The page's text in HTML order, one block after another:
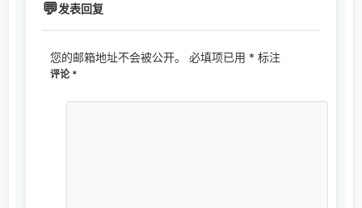
发表回复
您的邮箱地址不会被公开。 必填项已用 * 标注
评论 *